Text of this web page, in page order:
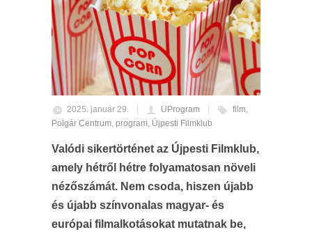
2025. január 29. UProgram film,
Polgár Centrum, program, Újpesti Filmklub
Valódi sikertörténet az Újpesti Filmklub,
amely hétről hétre folyamatosan növeli
nézőszámát. Nem csoda, hiszen újabb
és újabb színvonalas magyar- és
európai filmalkotásokat mutatnak be,